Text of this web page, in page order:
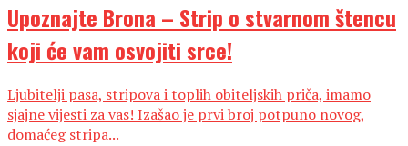
Upoznajte Brona – Strip o stvarnom štencu
koji će vam osvojiti srce!
Ljubitelji pasa, stripova i toplih obiteljskih priča, imamo
sjajne vijesti za vas! Izašao je prvi broj potpuno novog,
domaćeg stripa...